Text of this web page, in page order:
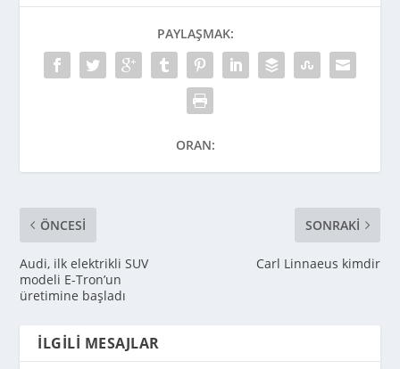
PAYLAŞMAK:
ORAN:
ÖNCESI
Audi, ilk elektrikli SUV
modeli E-Tron’un
üretimine başladı
SONRAKI
Carl Linnaeus kimdir
İLGILI MESAJLAR